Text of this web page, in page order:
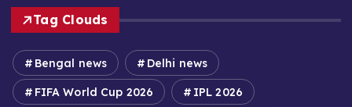
Tag Clouds
Bengal news Delhi news
FIFA World Cup 2026 IPL 2026